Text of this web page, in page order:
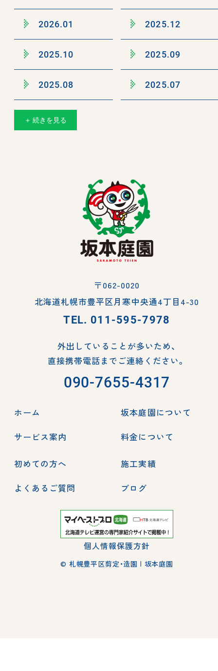
2026.01 2025.12
2025.10 2025.09
2025.08 2025.07
＋ 続きを見る
〒062-0020
北海道札幌市豊平区月寒中央通4丁目4-30
TEL. 011-595-7978
外出していることが多いため、
直接携帯電話までご連絡ください。
090-7655-4317
ホーム
坂本庭園について
サービス案内
料金について
初めての方へ
施工実績
よくあるご質問
ブログ
個人情報保護方針
© 札幌豊平区剪定・造園 | 坂本庭園